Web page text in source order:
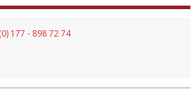
177 - 898 72 74